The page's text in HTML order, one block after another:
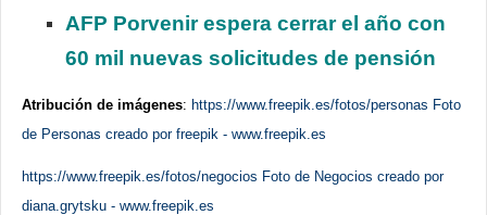
AFP Porvenir espera cerrar el año con
60 mil nuevas solicitudes de pensión
Atribución de imágenes: https://www.freepik.es/fotos/personas Foto
de Personas creado por freepik - www.freepik.es
https://www.freepik.es/fotos/negocios Foto de Negocios creado por
diana.grytsku - www.freepik.es